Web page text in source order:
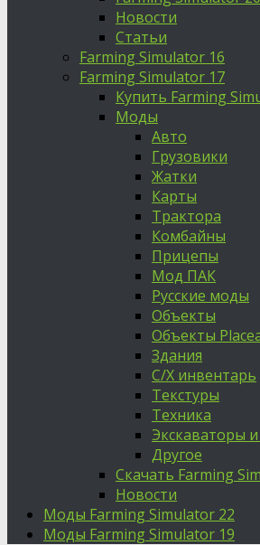
Новости
Статьи
Farming Simulator 16
Farming Simulator 17
Купить Farming
Моды
Авто
Грузовики
Жатки
Карты
Трактора
Комбайны
Прицепы
Мод ПАК
Русские моды
Объекты
Объекты
Здания
С/Х инвентарь
Текстуры
Техника
Экскаваторы
Другое
Скачать Farming
Новости
Моды Farming Simulator 22
Моды Farming Simulator 19